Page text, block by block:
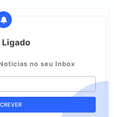
Ligado
no seu Inbox